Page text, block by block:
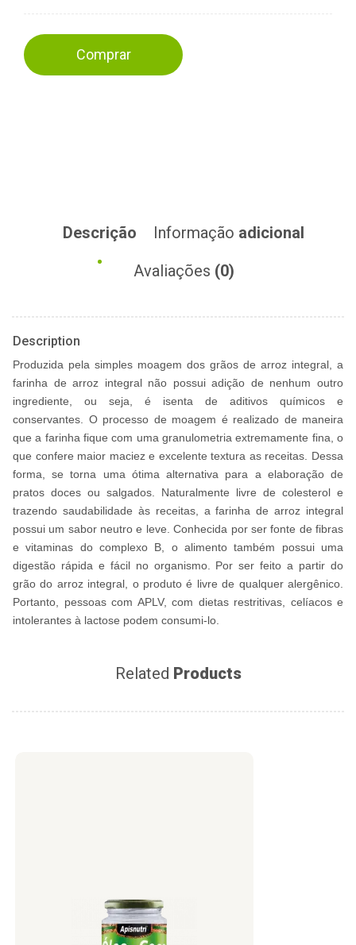
Comprar
Descrição Informação adicional
Avaliações (0)
Description
Produzida pela simples moagem dos grãos de arroz integral, a
farinha de arroz integral não possui adição de nenhum outro
ingrediente, ou seja, é isenta de aditivos químicos e
conservantes. O processo de moagem é realizado de maneira
que a farinha fique com uma granulometria extremamente fina, o
que confere maior maciez e excelente textura as receitas. Dessa
forma, se torna uma ótima alternativa para a elaboração de
pratos doces ou salgados. Naturalmente livre de colesterol e
trazendo saudabilidade às receitas, a farinha de arroz integral
possui um sabor neutro e leve.Conhecida por ser fonte de fibras
e vitaminas do complexo B, o alimento também possui uma
digestão rápida e fácil no organismo. Por ser feito a partir do
grão do arroz integral, o produto é livre de qualquer alergênico.
Portanto, pessoas com APLV, com dietas restritivas, celíacos e
intolerantes à lactose podem consumi-lo.
Related Products